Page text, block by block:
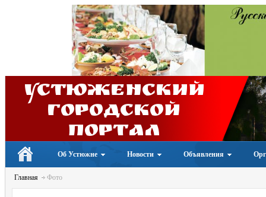
Устюженский
Городской
портал
Об Устюжне Новости Объявления
Главная Фото